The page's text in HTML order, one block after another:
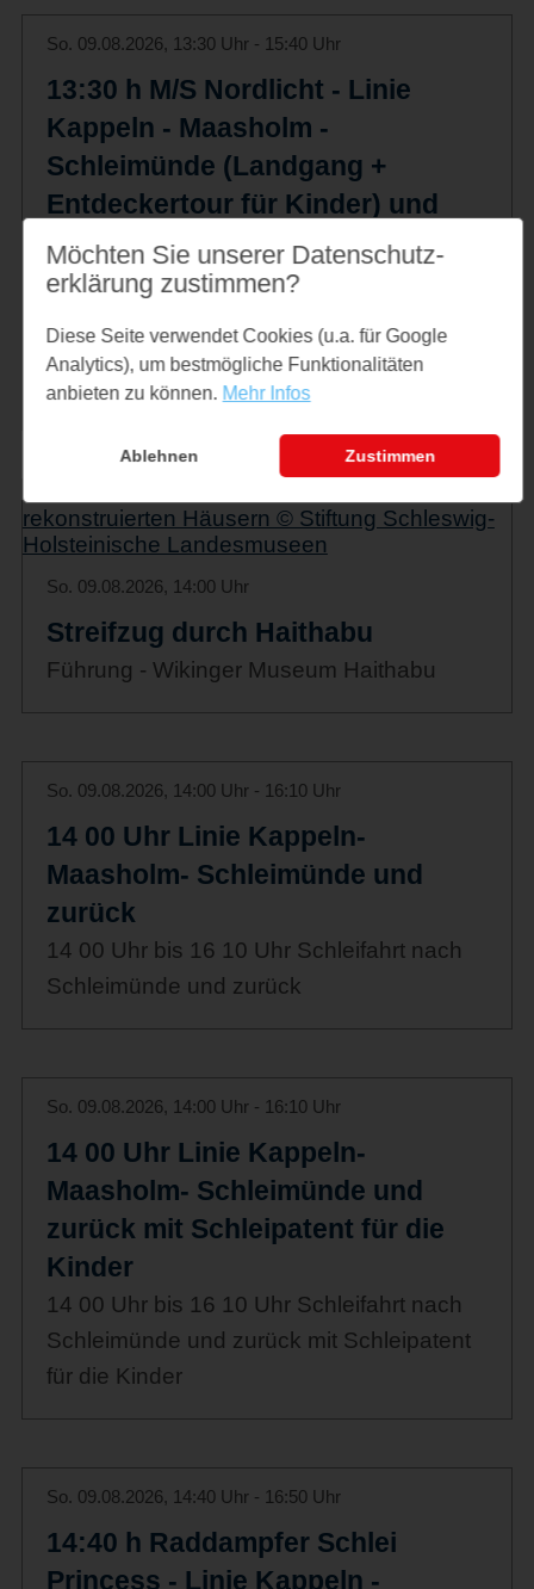
So. 09.08.2026, 13:30 Uhr - 15:40 Uhr
13:30 h M/S Nordlicht - Linie
Kappeln - Maasholm -
Schleimünde (Landgang +
Entdeckertour für Kinder) und
zurück
13:30 h Linienfahrt Kappeln - Maasholm -
für Kinder) und zurück mit der M/S
NORDLICHT
So. 09.08.2026, 14:00 Uhr
Streifzug durch Haithabu
Führung - Wikinger Museum Haithabu
So. 09.08.2026, 14:00 Uhr - 16:10 Uhr
14 00 Uhr Linie Kappeln-
Maasholm- Schleimünde und
zurück
14 00 Uhr bis 16 10 Uhr Schleifahrt nach
Schleimünde und zurück
So. 09.08.2026, 14:00 Uhr - 16:10 Uhr
14 00 Uhr Linie Kappeln-
Maasholm- Schleimünde und
zurück mit Schleipatent für die
Kinder
14 00 Uhr bis 16 10 Uhr Schleifahrt nach
Schleimünde und zurück mit Schleipatent
für die Kinder
So. 09.08.2026, 14:40 Uhr - 16:50 Uhr
14:40 h Raddampfer Schlei
Princess - Linie Kappeln -
Möchten Sie unserer Datenschutz­
erklärung zustimmen?
Diese Seite verwendet Cookies (u.a. für Google
Analytics), um bestmögliche Funktionalitäten
anbieten zu können. Mehr Infos
Ablehnen Zustimmen